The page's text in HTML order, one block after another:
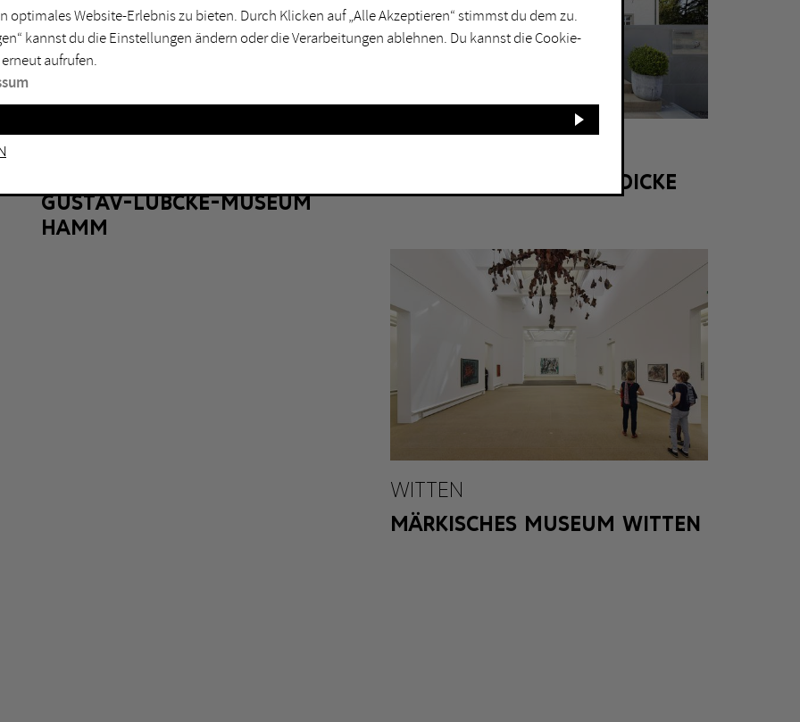
Mülheim an der Ruhr
Oberhausen
Unna
Witten
GUSTAV-LÜBCKE-MUSEUM
HAMM
MUSEUM HAUS OPHERDICKE
WITTEN
MÄRKISCHES MUSEUM WITTEN
optimales Website-Erlebnis zu bieten. Durch Klicken auf „Alle Akzeptieren“ stimmst du dem zu.
kannst du die Einstellungen ändern oder die Verarbeitungen ablehnen. Du kannst die Cookie-
aufrufen.